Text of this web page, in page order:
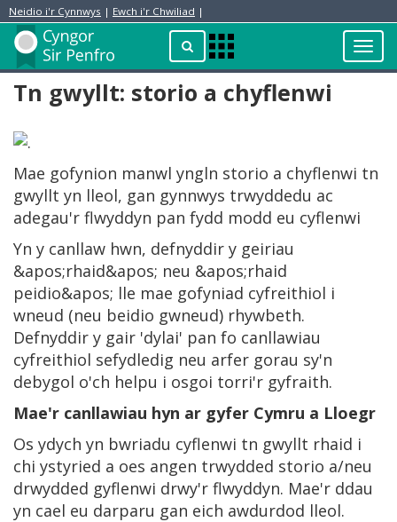
Neidio i'r Cynnwys | Ewch i'r Chwiliad |
Apps
Menu
Tn gwyllt: storio a chyflenwi
Mae gofynion manwl yngln storio a chyflenwi tn
gwyllt yn lleol, gan gynnwys trwyddedu ac
adegau'r flwyddyn pan fydd modd eu cyflenwi
Yn y canllaw hwn, defnyddir y geiriau
&apos;rhaid&apos; neu &apos;rhaid
peidio&apos; lle mae gofyniad cyfreithiol i
wneud (neu beidio gwneud) rhywbeth.
Defnyddir y gair 'dylai' pan fo canllawiau
cyfreithiol sefydledig neu arfer gorau sy'n
debygol o'ch helpu i osgoi torri'r gyfraith.
Mae'r canllawiau hyn ar gyfer Cymru a Lloegr
Os ydych yn bwriadu cyflenwi tn gwyllt rhaid i
chi ystyried a oes angen trwydded storio a/neu
drwydded gyflenwi drwy'r flwyddyn. Mae'r ddau
yn cael eu darparu gan eich awdurdod lleol.